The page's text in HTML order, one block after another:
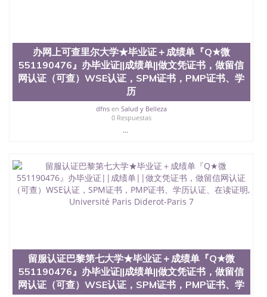
办网上可查里尔大学★毕业证＋成绩单『Q★微
551190476』办毕业证||成绩单||做文凭证书，做留信
网认证（可查）WSE认证，SPM证书，PMP证书、学
历
dfnsen Salud y Belleza
0 Respuestas
...
留服认证巴黎第七大学★毕业证＋成绩单『Q★微
551190476』办毕业证||成绩单||做文凭证书，做留信
网认证（可查）WSE认证，SPM证书，PMP证书、学